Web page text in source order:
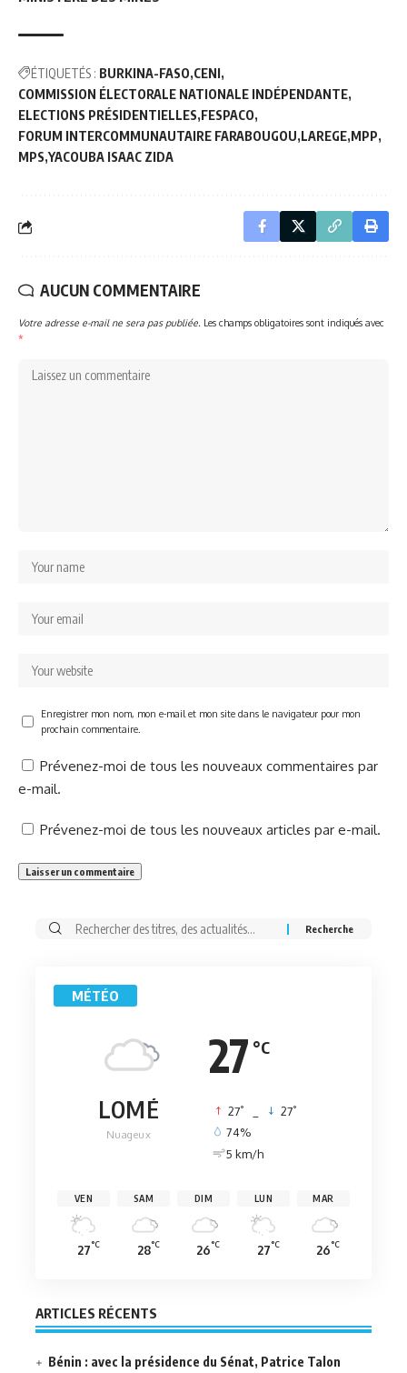
ÉTIQUETÉS : BURKINA-FASO CENI
COMMISSION ÉLECTORALE NATIONALE INDÉPENDANTE
ELECTIONS PRÉSIDENTIELLES FESPACO
FORUM INTERCOMMUNAUTAIRE FARABOUGOU LAREGE MPP
MPS YACOUBA ISAAC ZIDA
AUCUN COMMENTAIRE
Votre adresse e-mail ne sera pas publiée. Les champs obligatoires sont indiqués avec
*
Enregistrer mon nom, mon e-mail et mon site dans le navigateur pour mon
prochain commentaire.
Prévenez-moi de tous les nouveaux commentaires par
e-mail.
Prévenez-moi de tous les nouveaux articles par e-mail.
Rechercher:
MÉTÉO
27 °C
LOMÉ
Nuageux
27° 27°
74%
5 km/h
VEN
27°C
SAM
28°C
DIM
26°C
LUN
27°C
MAR
26°C
ARTICLES RÉCENTS
Bénin : avec la présidence du Sénat, Patrice Talon